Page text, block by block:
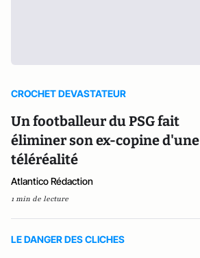
CROCHET DEVASTATEUR
Un footballeur du PSG fait
éliminer son ex-copine d'une
téléréalité
Atlantico Rédaction
1 min de lecture
LE DANGER DES CLICHES